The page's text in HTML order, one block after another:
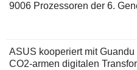
9006 Prozessoren der 6.
ASUS kooperiert mit
CO2-armen digitalen